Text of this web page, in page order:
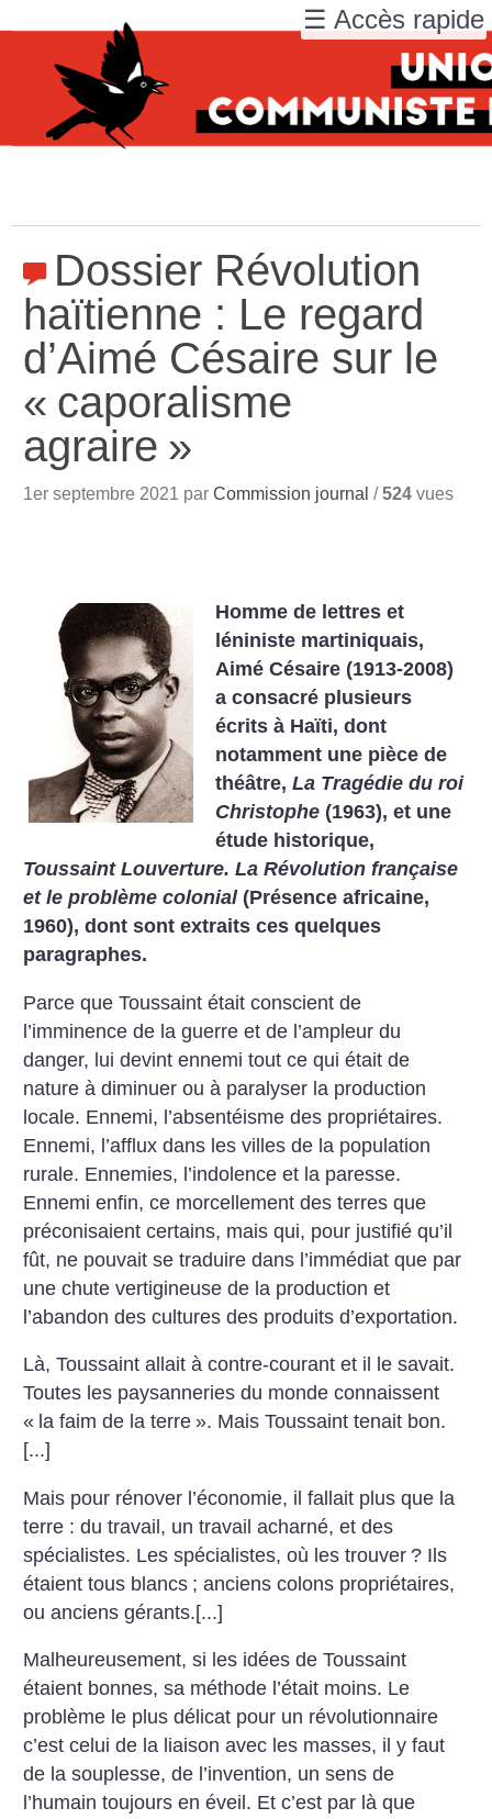
Dossier Révolution
haïtienne : Le regard
d’Aimé Césaire sur le
« caporalisme
agraire »
1er septembre 2021 parCommission journal /524 vues
Homme de lettres et
léniniste martiniquais,
Aimé Césaire (1913-2008)
a consacré plusieurs
écrits à Haïti, dont
notamment une pièce de
théâtre,La Tragédie du roi
Christophe (1963), et une
étude historique,
Toussaint Louverture. La Révolution française
et le problème colonial (Présence africaine,
1960), dont sont extraits ces quelques
paragraphes.
Parce que Toussaint était conscient de
l’imminence de la guerre et de l’ampleur du
danger, lui devint ennemi tout ce qui était de
nature à diminuer ou à paralyser la production
locale. Ennemi, l’absentéisme des propriétaires.
Ennemi, l’afflux dans les villes de la population
rurale. Ennemies, l’indolence et la paresse.
Ennemi enfin, ce morcellement des terres que
préconisaient certains, mais qui, pour justifié qu’il
fût, ne pouvait se traduire dans l’immédiat que par
une chute vertigineuse de la production et
l’abandon des cultures des produits d’exportation.
Là, Toussaint allait à contre-courant et il le savait.
Toutes les paysanneries du monde connaissent
« la faim de la terre ». Mais Toussaint tenait bon.
[...]
Mais pour rénover l’économie, il fallait plus que la
terre : du travail, un travail acharné, et des
spécialistes. Les spécialistes, où les trouver ? Ils
étaient tous blancs ; anciens colons propriétaires,
ou anciens gérants.[...]
Malheureusement, si les idées de Toussaint
étaient bonnes, sa méthode l’était moins. Le
problème le plus délicat pour un révolutionnaire
c’est celui de la liaison avec les masses, il y faut
de la souplesse, de l’invention, un sens de
l’humain toujours en éveil. Et c’est par là que
☰ Accès rapide